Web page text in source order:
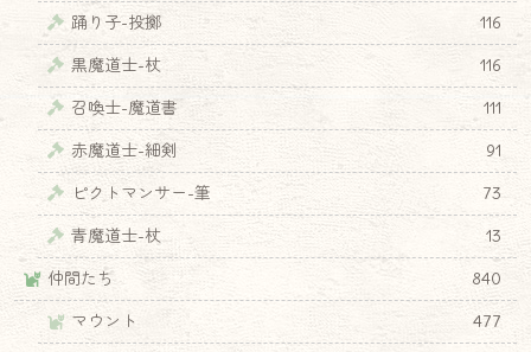
踊り子-投擲
116
黒魔道士-杖
116
召喚士-魔道書
111
赤魔道士-細剣
91
ピクトマンサー-筆
73
青魔道士-杖
13
仲間たち
840
マウント
477